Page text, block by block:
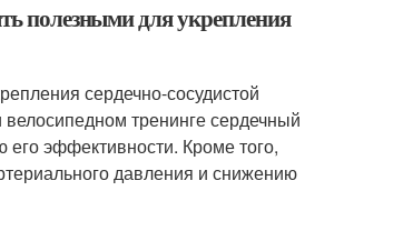
полезными для укрепления
сердечно-сосудистой
тренинге сердечный
эффективности. Кроме того,
давления и снижению